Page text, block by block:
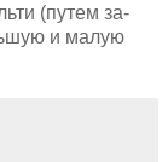
(путем за­
и малую